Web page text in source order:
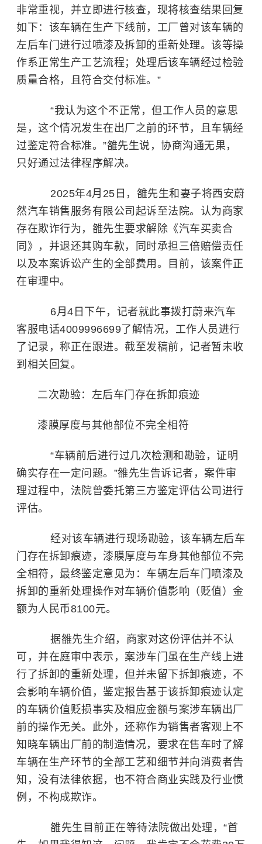
非常重视，并立即进行核查，现将核查结果回复
如下：该车辆在生产下线前，工厂曾对该车辆的
左后车门进行过喷漆及拆卸的重新处理。该等操
作系正常生产工艺流程；处理后该车辆经过检验
质量合格，且符合交付标准。”
“我认为这个不正常，但工作人员的意思
是，这个情况发生在出厂之前的环节，且车辆经
过鉴定符合标准。”雒先生说，协商沟通无果，
只好通过法律程序解决。
2025年4月25日，雒先生和妻子将西安蔚
然汽车销售服务有限公司起诉至法院。认为商家
存在欺诈行为，雒先生要求解除《汽车买卖合
同》，并退还其购车款，同时承担三倍赔偿责任
以及本案诉讼产生的全部费用。目前，该案件正
在审理中。
6月4日下午，记者就此事拨打蔚来汽车
客服电话4009996699了解情况，工作人员进行
了记录，称正在跟进。截至发稿前，记者暂未收
到相关回复。
二次勘验：左后车门存在拆卸痕迹
漆膜厚度与其他部位不完全相符
“车辆前后进行过几次检测和勘验，证明
确实存在一定问题。”雒先生告诉记者，案件审
理过程中，法院曾委托第三方鉴定评估公司进行
评估。
经对该车辆进行现场勘验，该车辆左后车
门存在拆卸痕迹，漆膜厚度与车身其他部位不完
全相符，最终鉴定意见为：车辆左后车门喷漆及
拆卸的重新处理操作对车辆价值影响（贬值）金
额为人民币8100元。
据雒先生介绍，商家对这份评估并不认
可，并在庭审中表示，案涉车门虽在生产线上进
行了拆卸的重新处理，但并未留下拆卸痕迹，不
会影响车辆价值，鉴定报告基于该拆卸痕迹认定
的车辆价值贬损事实及相应金额与案涉车辆出厂
前的操作无关。此外，还称作为销售者客观上不
知晓车辆出厂前的制造情况，要求在售车时了解
车辆在生产环节的全部工艺和细节并向消费者告
知，没有法律依据，也不符合商业实践及行业惯
例，不构成欺诈。
雒先生目前正在等待法院做出处理，“首